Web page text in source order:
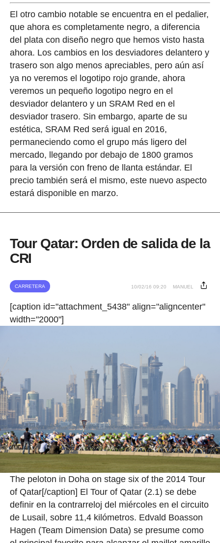
El otro cambio notable se encuentra en el pedalier,
que ahora es completamente negro, a diferencia
del plata con diseño negro que hemos visto hasta
ahora. Los cambios en los desviadores delantero y
trasero son algo menos apreciables, pero aún así
ya no veremos el logotipo rojo grande, ahora
veremos un pequeño logotipo negro en el
desviador delantero y un SRAM Red en el
desviador trasero. Sin embargo, aparte de su
estética, SRAM Red será igual en 2016,
permaneciendo como el grupo más ligero del
mercado, llegando por debajo de 1800 gramos
para la versión con freno de llanta estándar. El
precio también será el mismo, este nuevo aspecto
estará disponible en marzo.
Tour Qatar: Orden de salida de la
CRI
CARRETERA 10/02/16 09:20 MANUEL
[caption id="attachment_5438" align="aligncenter"
width="2000"]
The peloton in Doha on stage six of the 2014 Tour
of Qatar[/caption] El Tour of Qatar (2.1) se debe
definir en la contrarreloj del miércoles en el circuito
de Lusail, sobre 11,4 kilómetros. Edvald Boasson
Hagen (Team Dimension Data) se presume como